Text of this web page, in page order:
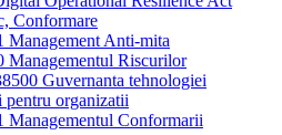
Conformare
Management Anti-mita
Managementul Riscurilor
Guvernanta tehnologiei
pentru organizatii
Managementul Conformarii